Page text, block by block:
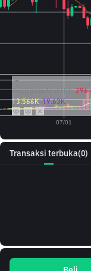
Transaksi terbuka(0)
Vol({{baseAsset}}):
13.566K 19.63K